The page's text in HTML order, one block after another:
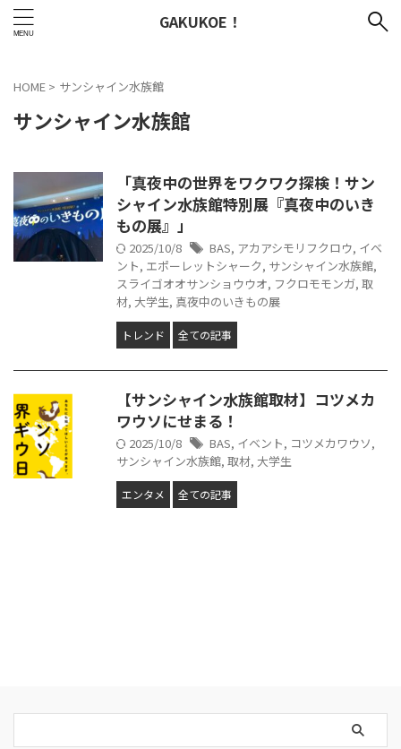
GAKUKOE！
HOME > サンシャイン水族館
サンシャイン水族館
「真夜中の世界をワクワク探検！サン
シャイン水族館特別展『真夜中のいき
もの展』」
2025/10/8 BAS, アカアシモリフクロウ, イベ
ント, エポーレットシャーク, サンシャイン水族館,
スライゴオオサンショウウオ, フクロモモンガ, 取
材, 大学生, 真夜中のいきもの展
トレンド 全ての記事
【サンシャイン水族館取材】コツメカ
ワウソにせまる！
2025/10/8 BAS, イベント, コツメカワウソ,
サンシャイン水族館, 取材, 大学生
エンタメ 全ての記事